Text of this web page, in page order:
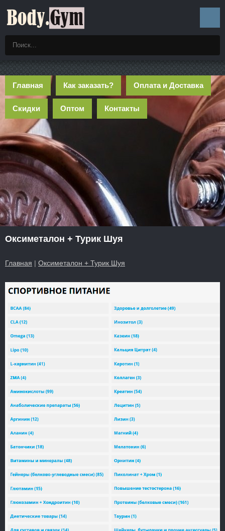
Главная Как заказать? Оплата и Доставка
Скидки Оптом Контакты
Оксиметалон + Турик Шуя
Главная | Оксиметалон + Турик Шуя